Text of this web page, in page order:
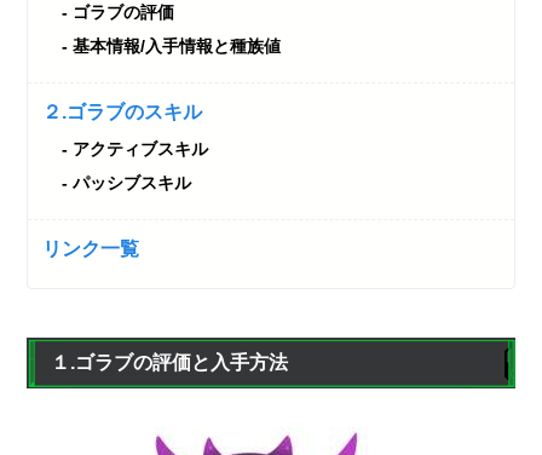
ゴラブの評価
基本情報/入手情報と種族値
２.ゴラブのスキル
アクティブスキル
パッシブスキル
リンク一覧
１.ゴラブの評価と入手方法